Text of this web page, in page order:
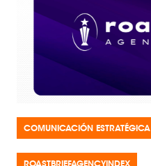
COMUNICACIÓN ESTRATÉGICA